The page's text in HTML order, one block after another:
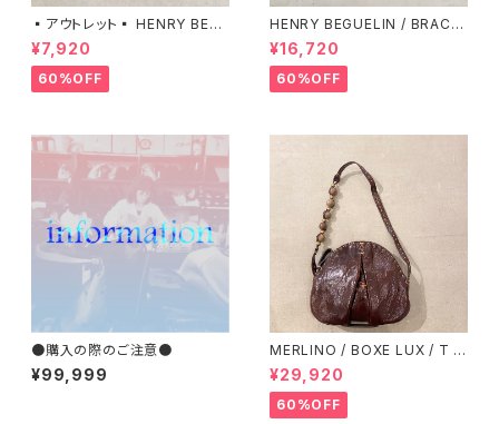
▪️アウトレット▪️ HENRY BEG
UELIN / LIGHTER CASE エン
リーベグリン
¥7,920
60%OFF
HENRY BEGUELIN / BRACCI
ALETTO REMIX エンリーベグ
リン
¥16,720
60%OFF
●購入の際のご注意●
¥99,999
MERLINO / BOXE LUX / T M
ORO 06020181 エンリーベグ
リン
¥29,920
60%OFF